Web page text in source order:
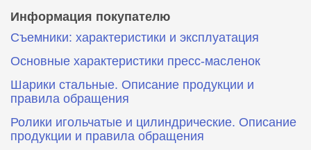
Информация покупателю
Съемники: характеристики и эксплуатация
Основные характеристики пресс‑масленок
Шарики стальные. Описание продукции и
правила обращения
Ролики игольчатые и цилиндрические. Описание
продукции и правила обращения